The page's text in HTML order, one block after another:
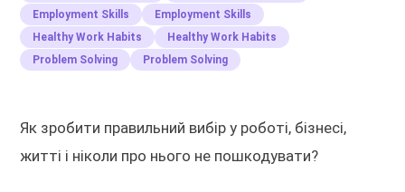
Employment Skills
Employment Skills
Healthy Work Habits
Healthy Work Habits
Problem Solving
Problem Solving
Як зробити правильний вибір у роботі, бізнесі,
житті і ніколи про нього не пошкодувати?